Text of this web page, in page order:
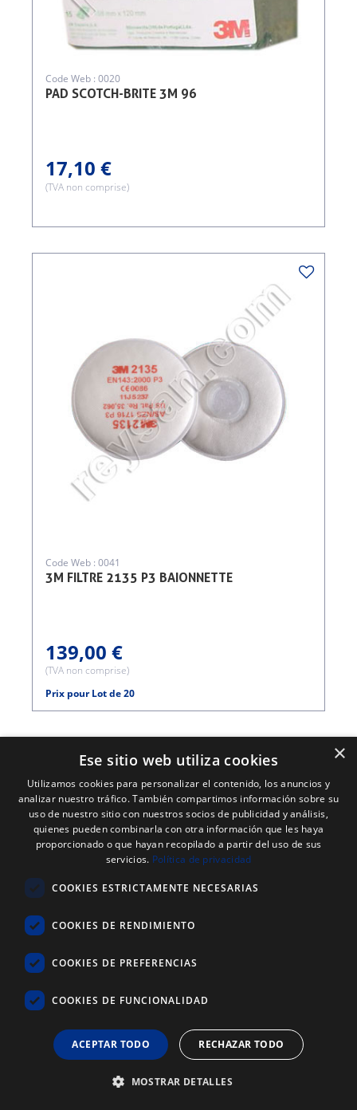
PAD SCOTCH-BRITE 3M 96
Code Web : 0020
17,10 €
(TVA non comprise)
3M FILTRE 2135 P3 BAIONNETTE
Code Web : 0041
139,00 €
(TVA non comprise)
Prix pour Lot de 20
3M FILTRE 6051 A1
Code Web : 0046
×
Ese sitio web utiliza cookies
Utilizamos cookies para personalizar el contenido, los anuncios y
analizar nuestro tráfico. También compartimos información sobre su
uso de nuestro sitio con nuestros socios de publicidad y análisis,
quienes pueden combinarla con otra información que les haya
proporcionado o que hayan recopilado a partir del uso de sus
servicios. Política de privacidad
COOKIES ESTRICTAMENTE NECESARIAS
COOKIES DE RENDIMIENTO
COOKIES DE PREFERENCIAS
COOKIES DE FUNCIONALIDAD
ACEPTAR TODO RECHAZAR TODO
MOSTRAR DETALLES